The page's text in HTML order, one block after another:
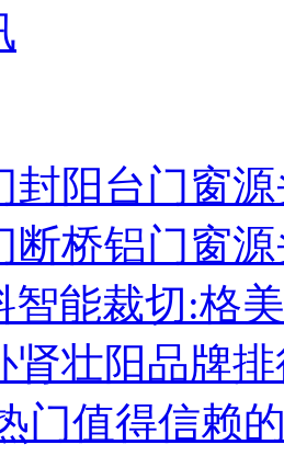
封阳台门窗
断桥铝门窗
智能裁切:格
肾壮阳品牌
门值得信赖